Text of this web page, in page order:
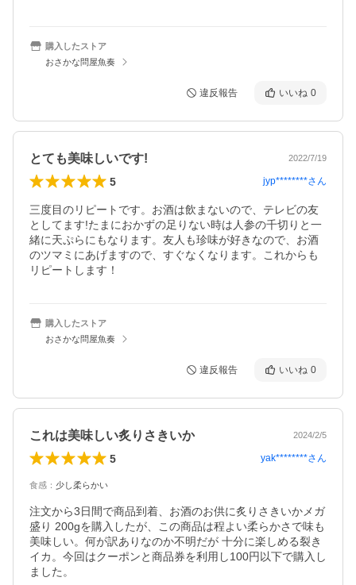
購入したストア
おさかな問屋魚奏
違反報告 いいね 0
とても美味しいです! 2022/7/19
5 jyp********さん
三度目のリピートです。お酒は飲まないので、テレビの友
としてます!たまにおかずの足りない時は人参の千切りと一
緒に天ぷらにもなります。友人も珍味が好きなので、お酒
のツマミにあげますので、すぐなくなります。これからも
リピートします！
購入したストア
おさかな問屋魚奏
違反報告 いいね 0
これは美味しい炙りさきいか 2024/2/5
5 yak********さん
食感 ： 少し柔らかい
注文から3日間で商品到着、お酒のお供に炙りさきいかメガ
盛り 200gを購入したが、この商品は程よい柔らかさで味も
美味しい。何が訳ありなのか不明だが 十分に楽しめる裂き
イカ。今回はクーポンと商品券を利用し100円以下で購入し
ました。